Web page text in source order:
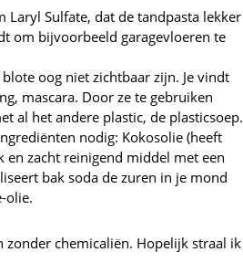
Laryl Sulfate, dat de tandpasta lekker
om bijvoorbeeld garagevloeren te
oog niet zichtbaar zijn. Je vindt
mascara. Door ze te gebruiken
al het andere plastic, de plasticsoep.
nodig: Kokosolie (heeft
zacht reinigend middel met een
bak soda de zuren in je mond
olie.
zonder chemicaliën. Hopelijk straal ik